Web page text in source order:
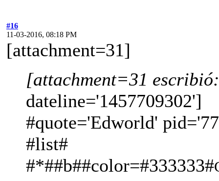
#16
11-03-2016, 08:18 PM
[attachment=31]
[attachment=31 escribió:
dateline='1457709302']
#quote='Edworld'
#list#
#*##b##color=#333333#